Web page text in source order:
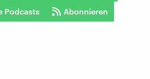
Podcasts Abonnieren